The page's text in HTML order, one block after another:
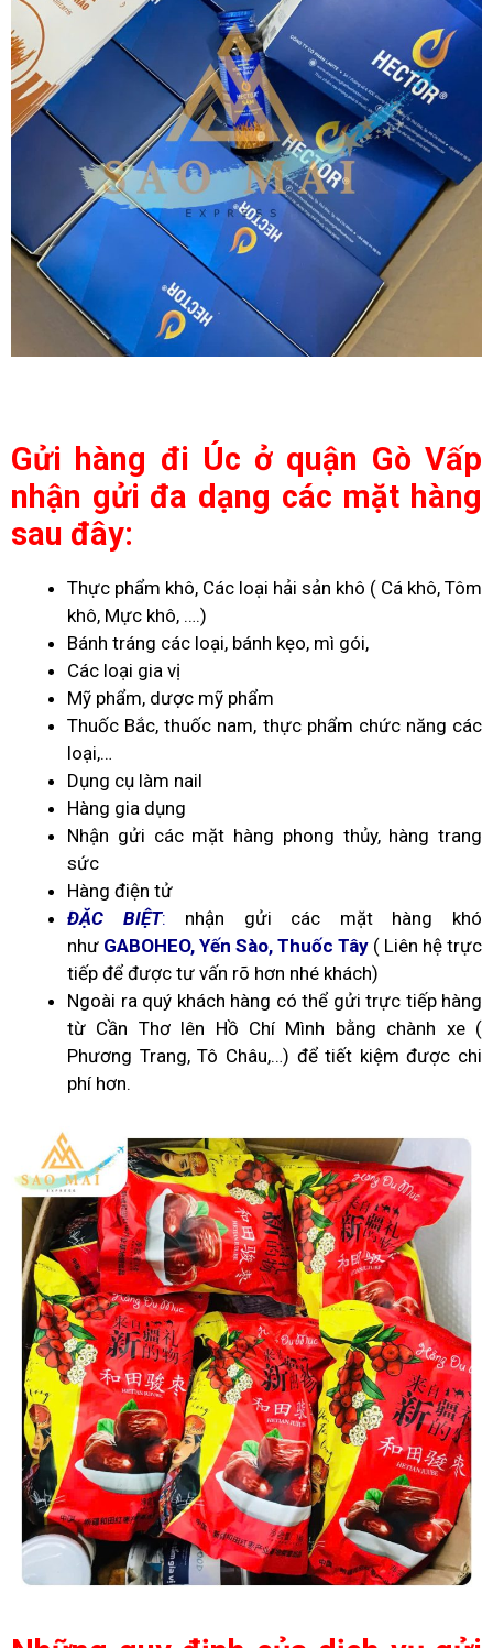
Gửi hàng đi Úc ở quận Gò Vấp
nhận gửi đa dạng các mặt hàng
sau đây:
Thực phẩm khô, Các loại hải sản khô ( Cá khô, Tôm
khô, Mực khô, ….)
Bánh tráng các loại, bánh kẹo, mì gói,
Các loại gia vị
Mỹ phẩm, dược mỹ phẩm
Thuốc Bắc, thuốc nam, thực phẩm chức năng các
loại,…
Dụng cụ làm nail
Hàng gia dụng
Nhận gửi các mặt hàng phong thủy, hàng trang
sức
Hàng điện tử
ĐẶC BIỆT: nhận gửi các mặt hàng khó
như GABOHEO, Yến Sào, Thuốc Tây ( Liên hệ trực
tiếp để được tư vấn rõ hơn nhé khách)
Ngoài ra quý khách hàng có thể gửi trực tiếp hàng
từ Cần Thơ lên Hồ Chí Mình bằng chành xe (
Phương Trang, Tô Châu,…) để tiết kiệm được chi
phí hơn.